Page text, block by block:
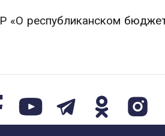
«О республиканском